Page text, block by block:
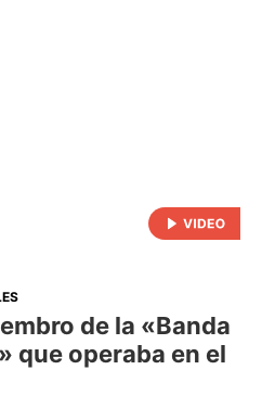
de la «Banda
que operaba en el